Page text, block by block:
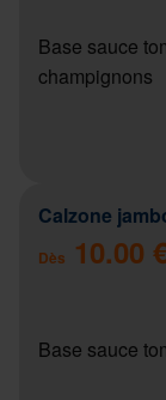
Base sauce
champignons
Calzone
Dès 10.00
Base sauce